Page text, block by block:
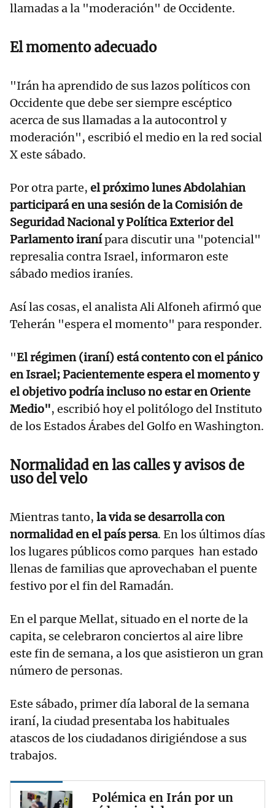
llamadas a la "moderación" de Occidente.
El momento adecuado
"Irán ha aprendido de sus lazos políticos con
Occidente que debe ser siempre escéptico
acerca de sus llamadas a la autocontrol y
moderación", escribió el medio en la red social
X este sábado.
Por otra parte, el próximo lunes Abdolahian
participará en una sesión de la Comisión de
Seguridad Nacional y Política Exterior del
Parlamento iranípara discutir una "potencial"
represalia contra Israel, informaron este
sábado medios iraníes.
Así las cosas, el analista Ali Alfoneh afirmó que
Teherán "espera el momento" para responder.
"El régimen (iraní) está contento con el pánico
en Israel; Pacientemente espera el momento y
el objetivo podría incluso no estar en Oriente
Medio", escribió hoy el politólogo del Instituto
de los Estados Árabes del Golfo en Washington.
Normalidad en las calles y avisos de
uso del velo
Mientras tanto, la vida se desarrolla con
normalidad en el país persa. En los últimos días
los lugares públicos como parques han estado
llenas de familias que aprovechaban el puente
festivo por el fin del Ramadán.
En el parque Mellat, situado en el norte de la
capita, se celebraron conciertos al aire libre
este fin de semana, a los que asistieron un gran
número de personas.
Este sábado, primer día laboral de la semana
iraní, la ciudad presentaba los habituales
atascos de los ciudadanos dirigiéndose a sus
trabajos.
Polémica en Irán por un